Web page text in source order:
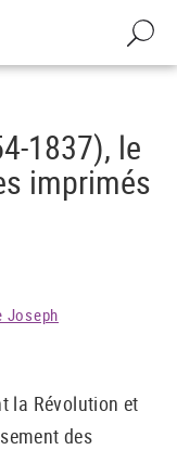
Recherche
1837), le
imprimés
Joseph
la Révolution et
des